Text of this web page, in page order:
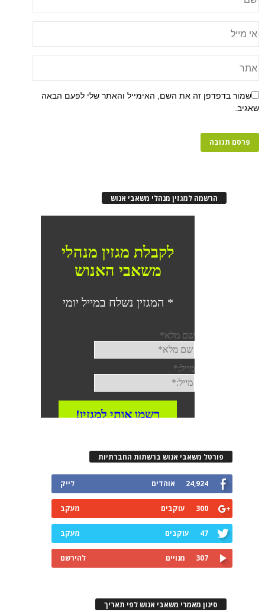
שמור בדפדפן זה את השם, האימייל והאתר שלי לפעם הבאה
שאגיב.
הרשמה למגזין מנהלי משאבי אנוש
פורטל משאבי אנוש ברשתות החברתיות
24,924 אוהדים לייק
300 עוקבים מעקב
47 עוקבים מעקב
307 מנויים להירשם
סינון מאמרי משאבי אנוש לפי תאריך